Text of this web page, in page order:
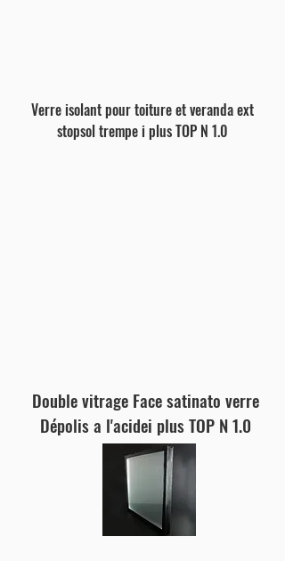
Verre isolant pour toiture et veranda ext
stopsol trempe i plus TOP N 1.0
Double vitrage Face satinato verre
Dépolis a l'acidei plus TOP N 1.0